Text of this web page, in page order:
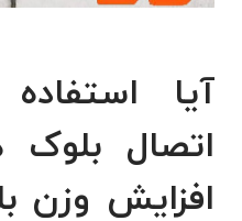
آیا
اتصال
افزایش وزن